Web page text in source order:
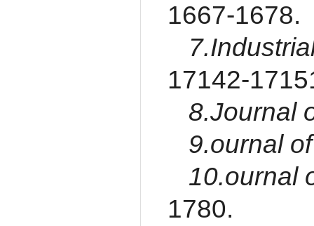
1667-1678.
17142-
8.Journal
9.ournal
10.ournal
1780.